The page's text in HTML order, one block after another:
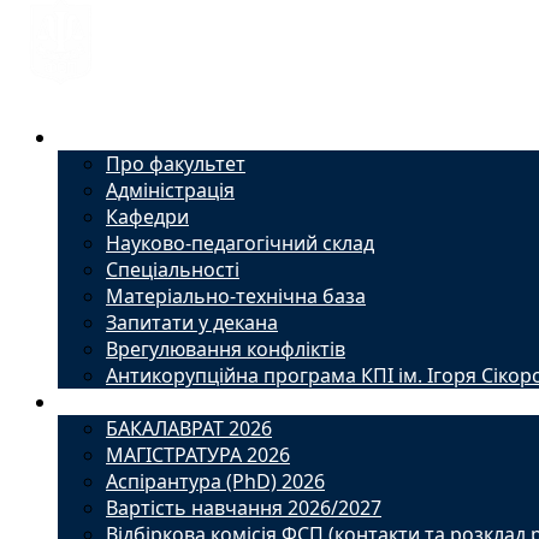
Про факультет
Адміністрація
Кафедри
Науково-педагогічний склад
Спеціальності
Матеріально-технічна база
Запитати у декана
Врегулювання конфліктів
Антикорупційна програма КПІ ім. Ігоря
БАКАЛАВРАТ 2026
МАГІСТРАТУРА 2026
Аспірантура (PhD) 2026
Вартість навчання 2026/2027